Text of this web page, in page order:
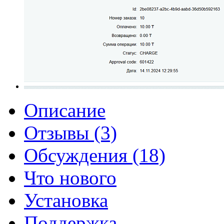
Описание
Отзывы (3)
Обсуждения (18)
Что нового
Установка